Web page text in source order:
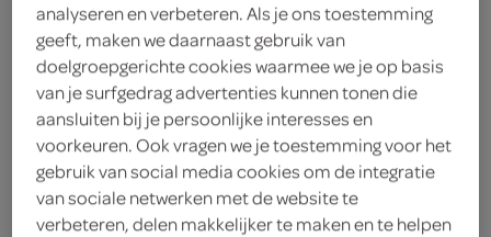
Mentos sour gum green
apple
Mentos
56 Gram
analyseren en verbeteren. Als je ons toestemming
geeft, maken we daarnaast gebruik van
doelgroepgerichte cookies waarmee we je op basis
van je surfgedrag advertenties kunnen tonen die
aansluiten bij je persoonlijke interesses en
voorkeuren. Ook vragen we je toestemming voor het
gebruik van social media cookies om de integratie
van sociale netwerken met de website te
verbeteren, delen makkelijker te maken en te helpen